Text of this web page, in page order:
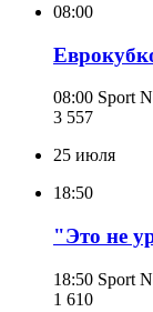
08:00
08:00 Sport
3 557
25 июля
18:50
"Это не
18:50 Sport
1 610